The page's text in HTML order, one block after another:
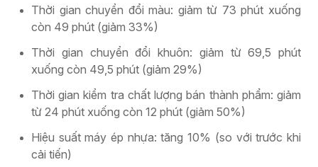
Thời gian chuyển đổi màu: giảm từ 73 phút xuống
còn 49 phút (giảm 33%)
Thời gian chuyển đổi khuôn: giảm từ 69,5 phút
xuống còn 49,5 phút (giảm 29%)
Thời gian kiểm tra chất lượng bán thành phẩm: giảm
từ 24 phút xuống còn 12 phút (giảm 50%)
Hiệu suất máy ép nhựa: tăng 10% (so với trước khi
cải tiến)